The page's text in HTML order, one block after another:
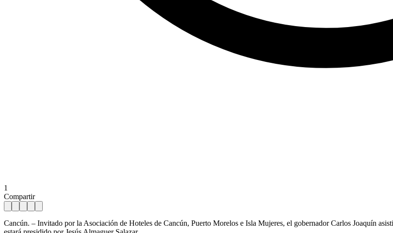
1
Compartir
Cancún. – Invitado por la Asociación de Hoteles de Cancún, Puerto Morelos e Isla Mujeres, el gobernador Carlos Joaquín